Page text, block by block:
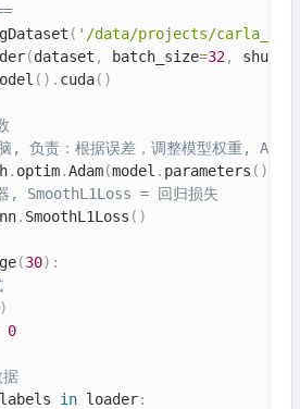
( '/data/projects/
(dataset , batch_size=32,
( ) . cuda( )
责：根据误差，调整模型权重, Adam
. optim.Adam(model . parameters ( )
SmoothL1Loss = 回归损失
nn. SmoothL1Loss ( )
(30) :
)
0
labels in loader: